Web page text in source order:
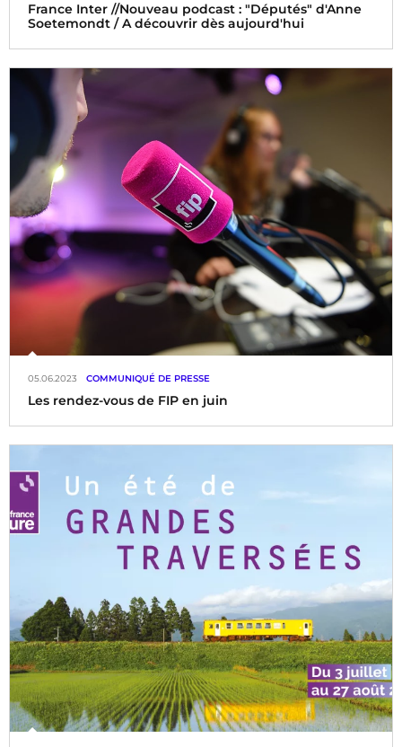
France Inter //Nouveau podcast : "Députés" d'Anne
Soetemondt / A découvrir dès aujourd'hui
Les rendez-vous de FIP en juin
05.06.2023 COMMUNIQUÉ DE PRESSE